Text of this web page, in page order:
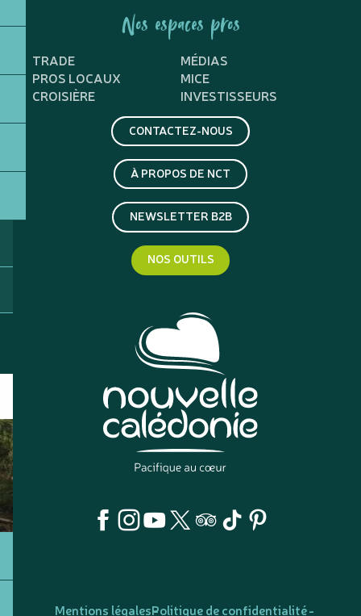
Nos espaces pros
TRADE
MÉDIAS
PROS LOCAUX
MICE
CROISIÈRE
INVESTISSEURS
CONTACTEZ-NOUS
À PROPOS DE NCT
NEWSLETTER B2B
NOS OUTILS
Mentions légalesPolitique de confidentialité